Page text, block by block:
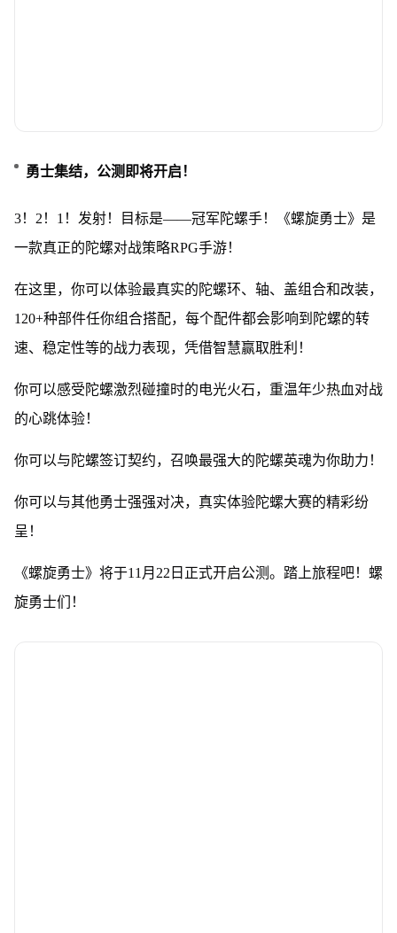
勇士集结，公测即将开启！
3！2！1！发射！目标是——冠军陀螺手！《螺旋勇士》是
一款真正的陀螺对战策略RPG手游！
在这里，你可以体验最真实的陀螺环、轴、盖组合和改装，
120+种部件任你组合搭配，每个配件都会影响到陀螺的转
速、稳定性等的战力表现，凭借智慧赢取胜利！
你可以感受陀螺激烈碰撞时的电光火石，重温年少热血对战
的心跳体验！
你可以与陀螺签订契约，召唤最强大的陀螺英魂为你助力！
你可以与其他勇士强强对决，真实体验陀螺大赛的精彩纷
呈！
《螺旋勇士》将于11月22日正式开启公测。踏上旅程吧！螺
旋勇士们！